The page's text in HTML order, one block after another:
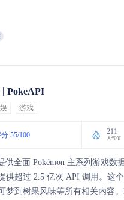
PokeAPI
游戏
55/100 211
人气值
供全面 Pokémon 主系列游戏数
供超过 2.5 亿次 API 调用。这
梦到树果风味等所有相关内容